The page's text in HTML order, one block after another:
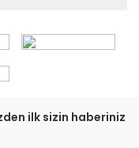
ilk sizin haberiniz